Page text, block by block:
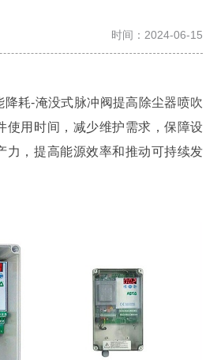
时间：2024-06-15
降耗-淹没式脉冲阀提高除尘器喷吹
使用时间，减少维护需求，保障设
力，提高能源效率和推动可持续发